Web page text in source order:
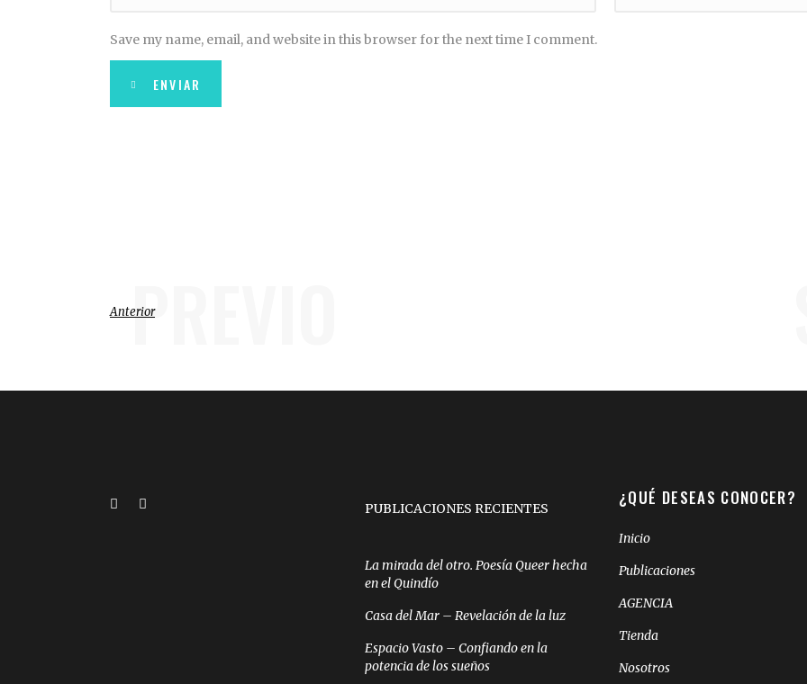
Save my name, email, and website in this browser for the next time I comment.
ENVIAR
PREVIO
Anterior
PUBLICACIONES RECIENTES
La mirada del otro. Poesía Queer hecha
en el Quindío
Casa del Mar – Revelación de la luz
Espacio Vasto – Confiando en la
potencia de los sueños
¿QUÉ DESEAS CONOCER?
Inicio
Publicaciones
AGENCIA
Tienda
Nosotros